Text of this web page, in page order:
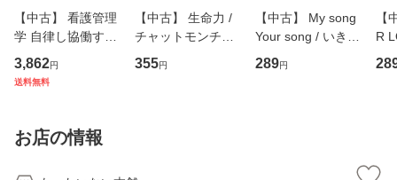
【中古】 看護管理
学 自律し協働する
専門職の看護マネ
ジメントスキル 改
恵 藤本幸三 / 南江
堂 [単行
3,862円
送料無料
【中古】 生命力 /
チャットモンチー /
キューンレコード
[CD]【メール便送
355円
【中古】 My song
Your song / いきも
のがかり / [CD]
【メール便送料無
289円
【
R
産
お店の情報